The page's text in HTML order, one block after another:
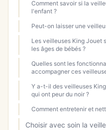
Comment savoir si la
l'enfant ?
Peut-on laisser une
Les veilleuses King Jouet
les âges de bébés ?
Quelles sont les
accompagner ces
Y a-t-il des veilleuses
qui ont peur du noir ?
Comment entretenir et
Choisir avec soin la